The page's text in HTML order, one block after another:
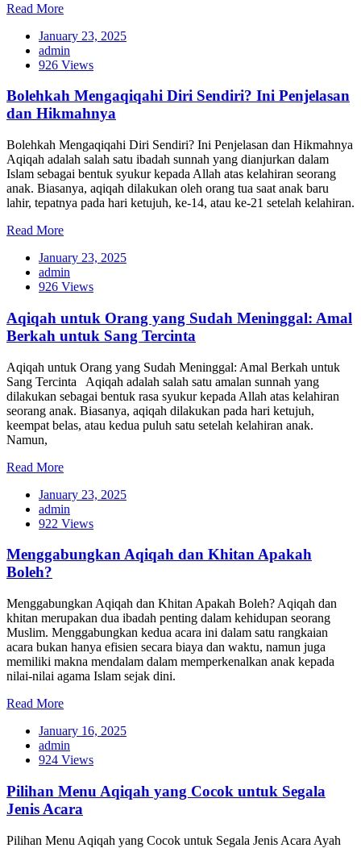
Read More
January 23, 2025
admin
926 Views
Bolehkah Mengaqiqahi Diri Sendiri? Ini Penjelasan
dan Hikmahnya
Bolehkah Mengaqiqahi Diri Sendiri? Ini Penjelasan dan Hikmahnya
Aqiqah adalah salah satu ibadah sunnah yang dianjurkan dalam
Islam sebagai bentuk syukur kepada Allah atas kelahiran seorang
anak. Biasanya, aqiqah dilakukan oleh orang tua saat anak baru
lahir, tepatnya pada hari ketujuh, ke-14, atau ke-21 setelah kelahiran.
Read More
January 23, 2025
admin
926 Views
Aqiqah untuk Orang yang Sudah Meninggal: Amal
Berkah untuk Sang Tercinta
Aqiqah untuk Orang yang Sudah Meninggal: Amal Berkah untuk
Sang Tercinta Aqiqah adalah salah satu amalan sunnah yang
dilakukan sebagai bentuk rasa syukur kepada Allah atas kelahiran
seorang anak. Biasanya, aqiqah dilakukan pada hari ketujuh,
keempat belas, atau kedua puluh satu setelah kelahiran anak.
Namun,
Read More
January 23, 2025
admin
922 Views
Menggabungkan Aqiqah dan Khitan Apakah
Boleh?
Menggabungkan Aqiqah dan Khitan Apakah Boleh? Aqiqah dan
khitan merupakan dua ibadah penting dalam kehidupan seorang
Muslim. Menggabungkan kedua acara ini dalam satu rangkaian
acara bukan hanya efisien secara biaya dan waktu, namun juga
memiliki makna mendalam dalam memperkenalkan anak kepada
nilai-nilai agama Islam sejak dini.
Read More
January 16, 2025
admin
924 Views
Pilihan Menu Aqiqah yang Cocok untuk Segala
Jenis Acara
Pilihan Menu Aqiqah yang Cocok untuk Segala Jenis Acara Ayah